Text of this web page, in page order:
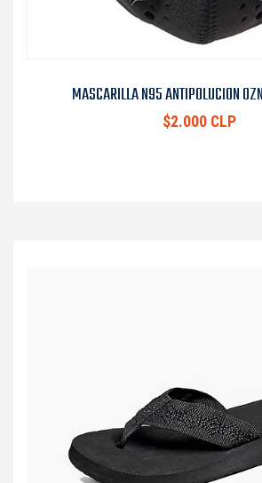
MASCARILLA N95 ANTIPOLUCION
$2.000 CLP